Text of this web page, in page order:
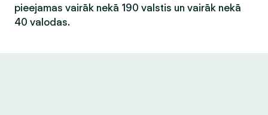
pieejamas vairāk nekā 190 valstis un vairāk nekā
40 valodas.